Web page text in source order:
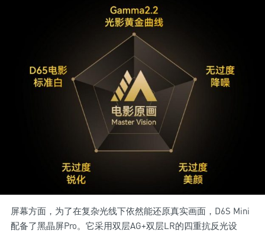
屏幕方面，为了在复杂光线下依然能还原真实画面，D6S Mini
配备了黑晶屏Pro。它采用双层AG+双层LR的四重抗反光设